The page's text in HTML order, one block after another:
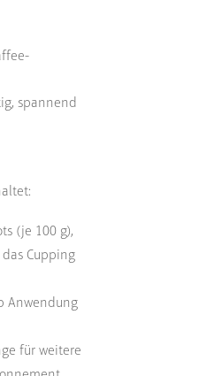
spannend
(je 100 g),
Cupping
Anwendung
für weitere